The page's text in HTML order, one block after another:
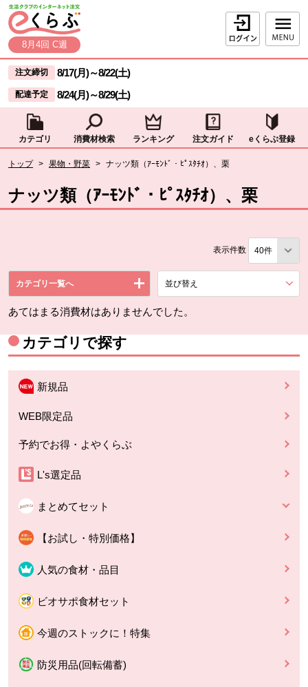
ページの先頭です。
本文へジャンプする。
8月4回 C週
ログイン
ここからサイト内共通メニューです。
サイト内共通メニューをスキップする
注文締切 8/17(月)～8/22(土)
配達予定 8/24(月)～8/29(土)
カテゴリ 消費材検索 ランキング 注文ガイド eくらぶ登録
トップ > 果物・野菜 > ナッツ類（ｱｰﾓﾝﾄﾞ・ﾋﾟｽﾀﾁｵ）、栗
ナッツ類（ｱｰﾓﾝﾄﾞ・ﾋﾟｽﾀﾁｵ）、栗
表示件数
カテゴリ一覧へ 並び替え
あてはまる消費材はありませんでした。
カテゴリで探す
新規品
WEB限定品
予約でお得・よやくらぶ
L's選定品
まとめてセット
【お試し・特別価格】
人気の食材・品目
ビオサポ食材セット
今週のストックに！特集
防災用品(回転備蓄)